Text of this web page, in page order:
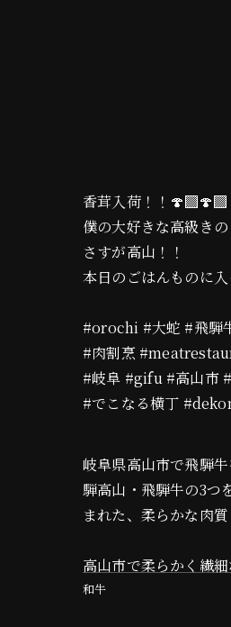
香茸入荷！！🍄‍🟫🍄‍🟫
僕の大好きな高級きの
さすが高山！！
本日のごはんものに
#orochi #大蛇 #飛
#肉割烹
#岐阜 #gifu #高山市
#でこなる横丁
岐阜県高山市で飛騨
騨高山・飛騨牛の3つ
まれた、柔らかな肉
高山市で柔らかく繊
和牛